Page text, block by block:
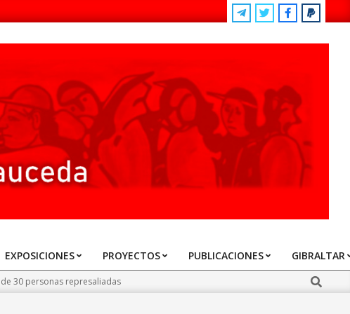
EXPOSICIONES PROYECTOS PUBLICACIONES GIBRALTAR
30 personas represaliadas Search